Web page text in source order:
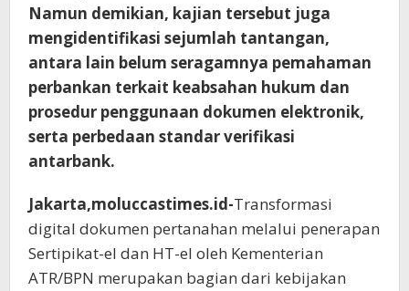
Namun demikian, kajian tersebut juga
mengidentifikasi sejumlah tantangan,
antara lain belum seragamnya pemahaman
perbankan terkait keabsahan hukum dan
prosedur penggunaan dokumen elektronik,
serta perbedaan standar verifikasi
antarbank.
Jakarta,moluccastimes.id-Transformasi
digital dokumen pertanahan melalui penerapan
Sertipikat-el dan HT-el oleh Kementerian
ATR/BPN merupakan bagian dari kebijakan